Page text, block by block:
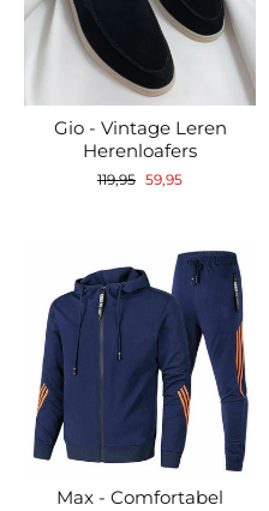
Gio - Vintage Leren
Herenloafers
Normale
119,95 Verkoopprijs
59,95
Max - Comfortabel